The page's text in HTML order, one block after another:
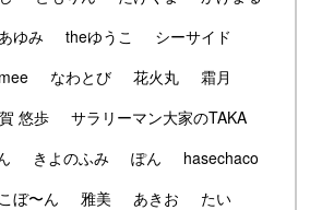
ゆみ theゆうこ
シーサイド
mee なわとび 花火丸
霜月
悠歩
サラリーマン大家のTAKA
きよのふみ ぽん
hasechaco
ぼ〜ん 雅美 あきお
たい